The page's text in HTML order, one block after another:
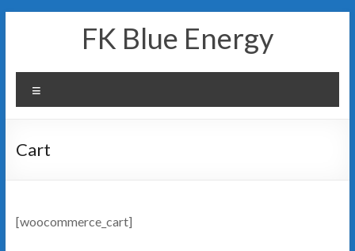
FK Blue Energy
Cart
[woocommerce_cart]